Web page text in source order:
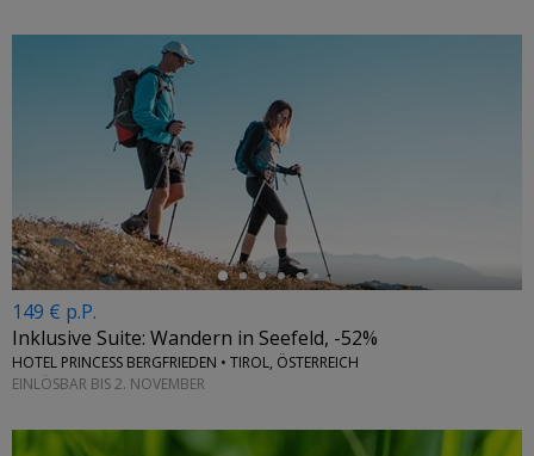
149 € p.P.
Inklusive Suite: Wandern in Seefeld, -52%
HOTEL PRINCESS BERGFRIEDEN • TIROL, ÖSTERREICH
EINLÖSBAR BIS 2. NOVEMBER